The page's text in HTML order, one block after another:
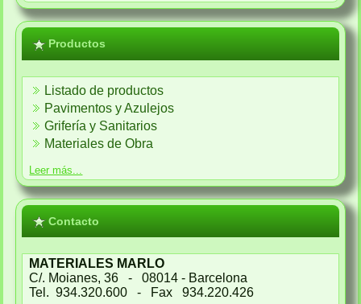
Productos
Listado de productos
Pavimentos y Azulejos
Grifería y Sanitarios
Materiales de Obra
Leer más...
Contacto
MATERIALES MARLO
C/. Moianes, 36 - 08014 - Barcelona
Tel. 934.320.600 - Fax 934.220.426